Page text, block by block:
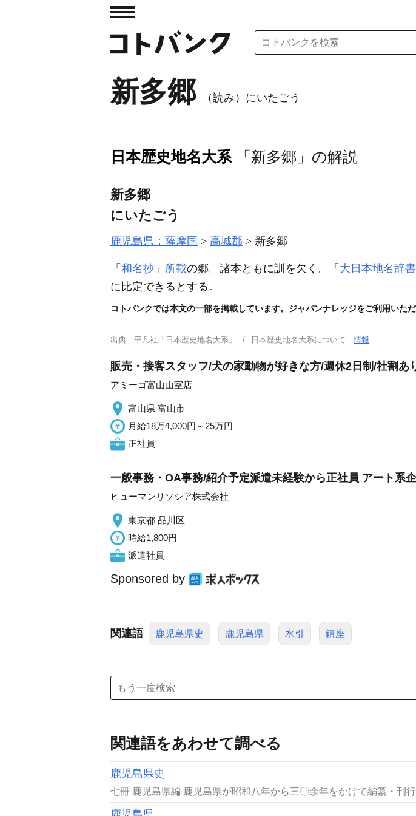
新多郷 （読み）にいたごう
日本歴史地名大系 「新多郷」の解説
新多郷
にいたごう
鹿児島県：薩摩国 高城郡 新多郷
「 和名抄 」 所載の郷。諸本ともに訓を欠く。「 大日本地名辞書
に比定できるとする。
コトバンクでは本文の一部を掲載しています。ジャパンナレッジをご利用いた
出典 平凡社「日本歴史地名大系」 日本歴史地名大系について情報
販売・接客スタッフ/犬の家動物が好きな方/週休2日制/社割あ
アミーゴ富山山室店
富山県 富山市
月給18万4,000円～25万円
正社員
一般事務・OA事務/紹介予定派遣未経験から正社員 アート系
ヒューマンリソシア株式会社
東京都 品川区
時給1,800円
派遣社員
Sponsored by
関連語 鹿児島県史 鹿児島県 水引 鎮座
関連語をあわせて調べる
鹿児島県史
七冊 鹿児島県編 鹿児島県が昭和八年から三〇余年をかけて編纂・刊